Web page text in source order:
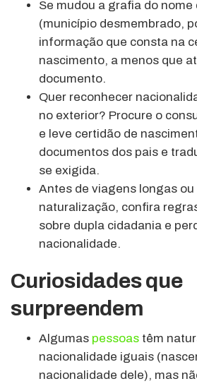
Se mudou a grafia do nome
(município desmembrado,
informação que consta na
nascimento, a menos que
documento.
Quer reconhecer
no exterior? Procure o
e leve certidão de
documentos dos pais e
se exigida.
Antes de viagens longas ou
naturalização, confira
sobre dupla cidadania e
nacionalidade.
Curiosidades que
surpreendem
Algumas pessoas têm
nacionalidade iguais
nacionalidade dele), mas